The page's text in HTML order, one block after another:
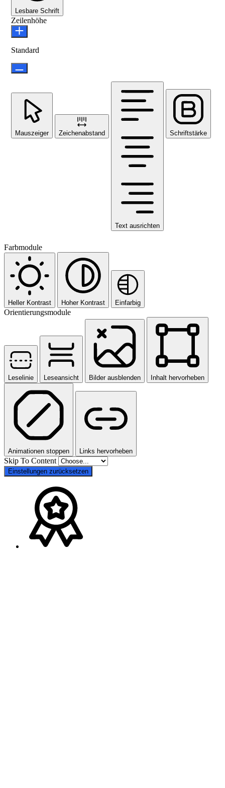
Lesbare Schrift
Zeilenhöhe
Standard
Mauszeiger Zeichenabstand
Text ausrichten
Schriftstärke
Farbmodule
Heller Kontrast Hoher Kontrast Einfarbig
Orientierungsmodule
Leselinie Leseansicht Bilder ausblenden Inhalt hervorheben
Animationen stoppen Links hervorheben
Skip To Content
Einstellungen zurücksetzen